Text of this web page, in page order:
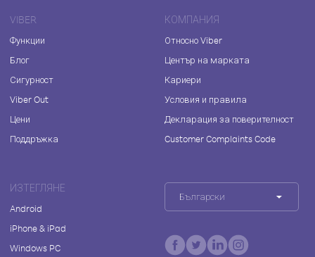
VIBER
Функции
Блог
Сигурност
Viber Out
Цени
Поддръжка
КОМПАНИЯ
Относно Viber
Център на марката
Кариери
Условия и правила
Декларация за поверителност
Customer Complaints Code
ИЗТЕГЛЯНЕ
Android
iPhone & iPad
Windows PC
Български